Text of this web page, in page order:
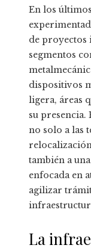
En los
de
segmentos
dispositivos
ligera, áreas
su presencia.
no solo a las
también a
enfocada en
agilizar
La